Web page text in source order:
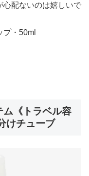
心配ないのは嬉しいで
プ・50ml
ム《トラベル容
けチューブ